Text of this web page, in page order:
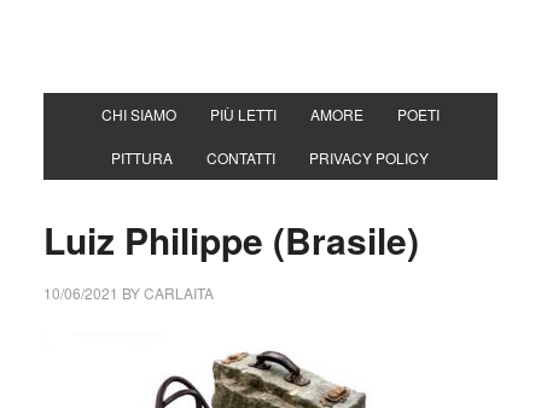
CHI SIAMO PIÙ LETTI AMORE POETI
PITTURA CONTATTI PRIVACY POLICY
Luiz Philippe (Brasile)
10/06/2021 BYCARLAITA